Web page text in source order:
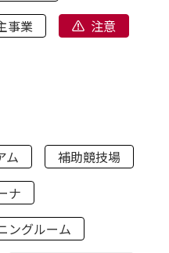
事業
注意
ム
補助競技場
ナ
ングルーム